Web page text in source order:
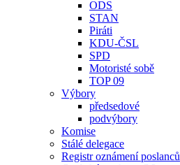
ODS
STAN
Piráti
KDU-ČSL
SPD
Motoristé sobě
TOP 09
Výbory
předsedové
podvýbory
Komise
Stálé delegace
Registr oznámení poslanců